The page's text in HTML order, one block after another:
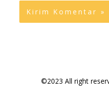
©2023 All right